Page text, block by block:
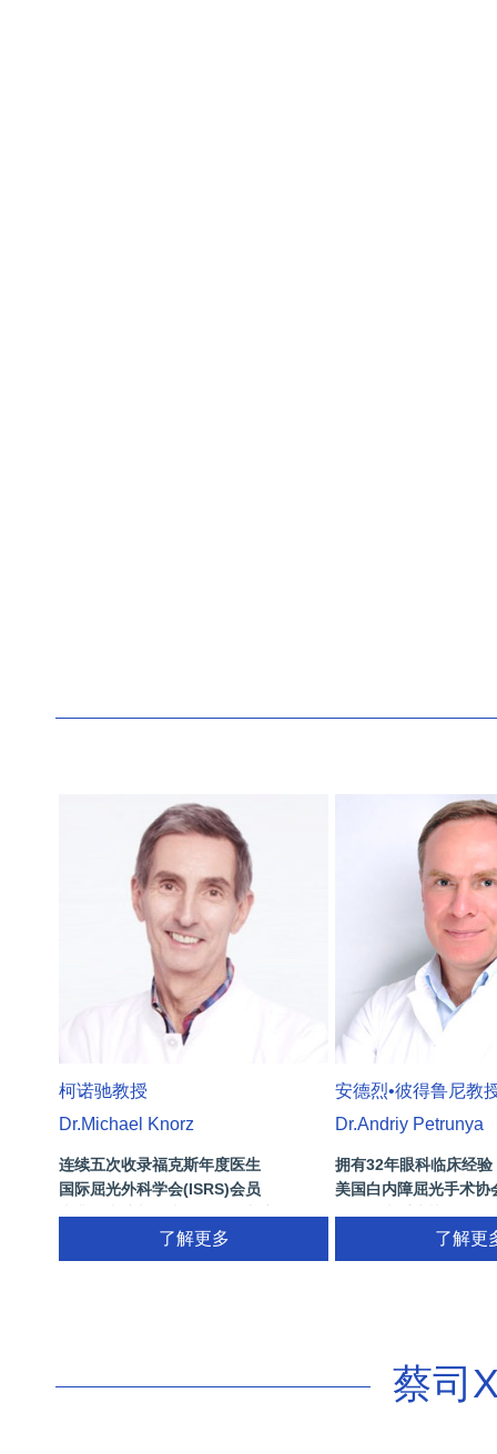
柯诺驰教授
Dr.Michael Knorz
连续五次收录福克斯年度医生
国际屈光外科学会(ISRS)会员
南非白内障与屈光外科学会基辛格纪念
了解更多
安德烈•彼得鲁尼教
Dr.Andriy Petrunya
拥有32年眼科临床经验
美国白内障屈光手术协
国际屈光手术协会
26项发明专利[青光眼
视/黄斑变性/结膜炎/视
了解更
蔡司